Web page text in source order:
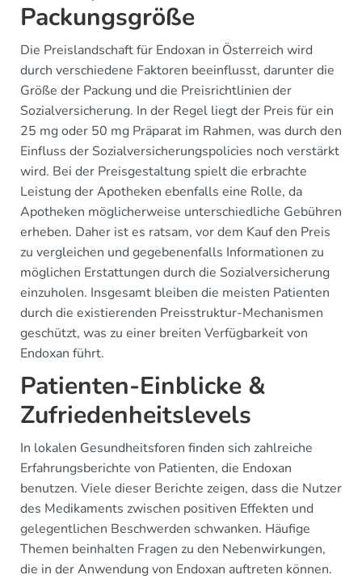
Packungsgröße
Die Preislandschaft für Endoxan in Österreich wird
durch verschiedene Faktoren beeinflusst, darunter die
Größe der Packung und die Preisrichtlinien der
Sozialversicherung. In der Regel liegt der Preis für ein
25 mg oder 50 mg Präparat im Rahmen, was durch den
Einfluss der Sozialversicherungspolicies noch verstärkt
wird. Bei der Preisgestaltung spielt die erbrachte
Leistung der Apotheken ebenfalls eine Rolle, da
Apotheken möglicherweise unterschiedliche Gebühren
erheben. Daher ist es ratsam, vor dem Kauf den Preis
zu vergleichen und gegebenenfalls Informationen zu
möglichen Erstattungen durch die Sozialversicherung
einzuholen. Insgesamt bleiben die meisten Patienten
durch die existierenden Preisstruktur-Mechanismen
geschützt, was zu einer breiten Verfügbarkeit von
Endoxan führt.
Patienten-Einblicke &
Zufriedenheitslevels
In lokalen Gesundheitsforen finden sich zahlreiche
Erfahrungsberichte von Patienten, die Endoxan
benutzen. Viele dieser Berichte zeigen, dass die Nutzer
des Medikaments zwischen positiven Effekten und
gelegentlichen Beschwerden schwanken. Häufige
Themen beinhalten Fragen zu den Nebenwirkungen,
die in der Anwendung von Endoxan auftreten können.